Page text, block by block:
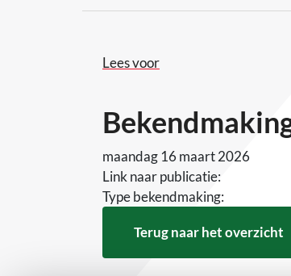
Lees voor
maandag 16 maart 2026
Link naar publicatie:
Type bekendmaking:
Terug naar het overzicht